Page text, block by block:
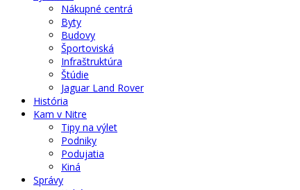
Nákupné centrá
Byty
Budovy
Športoviská
Infraštruktúra
Štúdie
Jaguar Land Rover
História
Kam v Nitre
Tipy na výlet
Podniky
Podujatia
Kiná
Správy